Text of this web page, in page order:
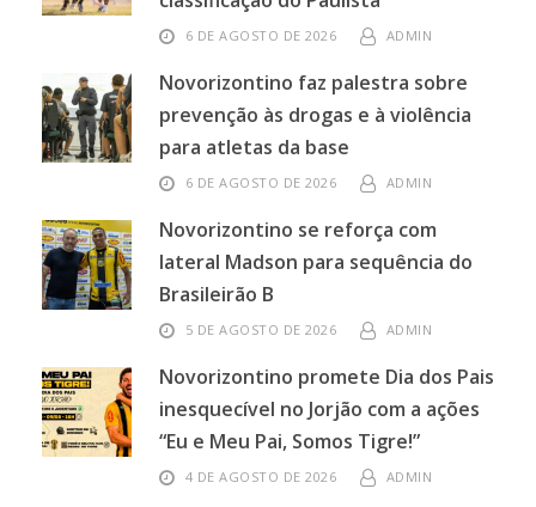
6 DE AGOSTO DE 2026 ADMIN
Novorizontino faz palestra sobre
prevenção às drogas e à violência
para atletas da base
6 DE AGOSTO DE 2026 ADMIN
Novorizontino se reforça com
lateral Madson para sequência do
Brasileirão B
5 DE AGOSTO DE 2026 ADMIN
Novorizontino promete Dia dos Pais
inesquecível no Jorjão com a ações
“Eu e Meu Pai, Somos Tigre!”
4 DE AGOSTO DE 2026 ADMIN